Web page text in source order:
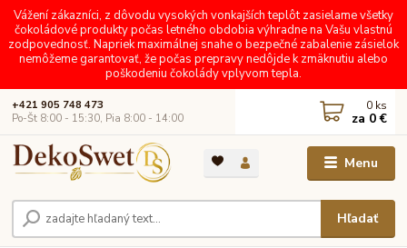
Vážení zákazníci, z dôvodu vysokých vonkajších teplôt zasielame všetky
čokoládové produkty počas letného obdobia výhradne na Vašu vlastnú
zodpovednosť. Napriek maximálnej snahe o bezpečné zabalenie zásielok
nemôžeme garantovať, že počas prepravy nedôjde k zmäknutiu alebo
poškodeniu čokolády vplyvom tepla.
Menu
Hľadať
+421 905 748 473
Po-Št 8:00 - 15:30, Pia 8:00 - 14:00
0 ks
za 0 €